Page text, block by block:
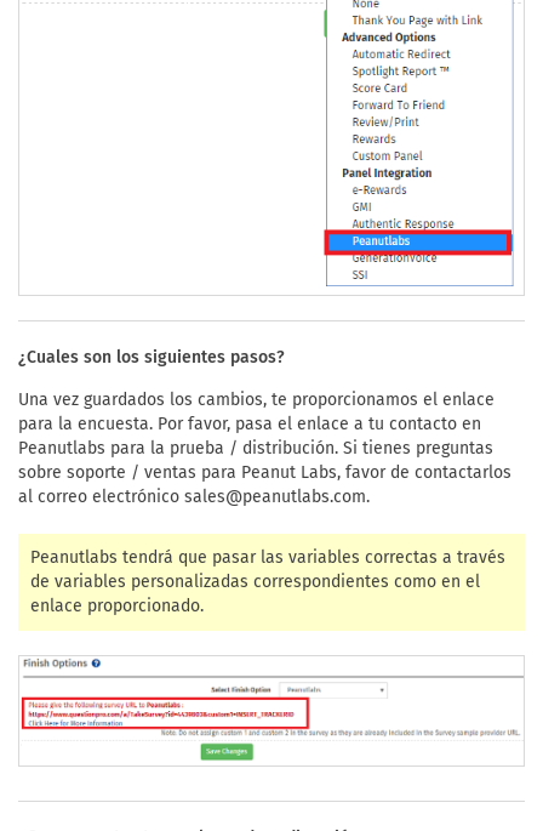
¿Cuales son los siguientes pasos?
Una vez guardados los cambios, te proporcionamos el enlace
para la encuesta. Por favor, pasa el enlace a tu contacto en
Peanutlabs para la prueba / distribución. Si tienes preguntas
sobre soporte / ventas para Peanut Labs, favor de contactarlos
al correo electrónico sales@peanutlabs.com.
Peanutlabs tendrá que pasar las variables correctas a través
de variables personalizadas correspondientes como en el
enlace proporcionado.